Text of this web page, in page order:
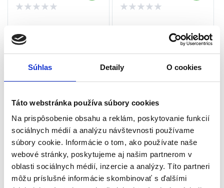
Súhlas Detaily O cookies
Táto webstránka používa súbory cookies
Na prispôsobenie obsahu a reklám, poskytovanie funkcií
sociálnych médií a analýzu návštevnosti používame
súbory cookie. Informácie o tom, ako používate naše
webové stránky, poskytujeme aj našim partnerom v
oblasti sociálnych médií, inzercie a analýzy. Títo partneri
môžu príslušné informácie skombinovať s ďalšími
★★★★★ ★★★★★
AKU postrekovač 16L +
sada 4 dýz | PM-OA-16K
Žacia struna do
krovinorezu 2.4mm 115m
4-hranná | PM-ZTN-2.4-
115T